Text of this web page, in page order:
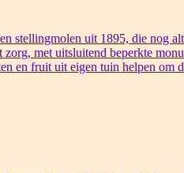
stellingmolen uit 1895, die nog
met uitsluitend beperkte
en fruit uit eigen tuin helpen